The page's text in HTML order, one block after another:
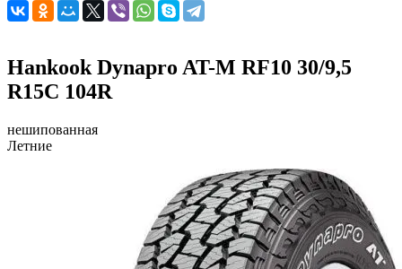
Hankook Dynapro AT-M RF10 30/9,5
R15C 104R
нешипованная
Летние